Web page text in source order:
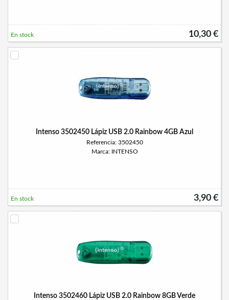
10,30 €
En stock
Intenso 3502450 Lápiz USB 2.0 Rainbow 4GB Azul
Referencia: 3502450
Marca: INTENSO
3,90 €
En stock
Intenso 3502460 Lápiz USB 2.0 Rainbow 8GB Verde